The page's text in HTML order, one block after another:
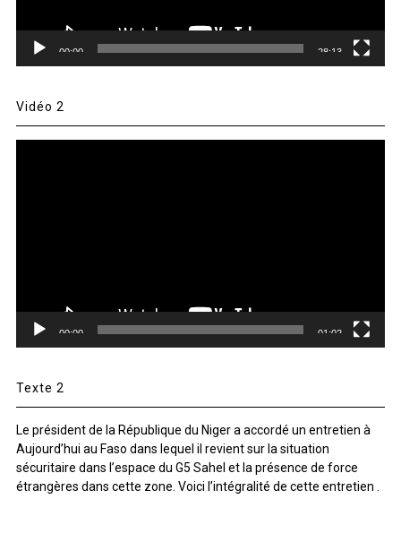
00:00 28:13
Vidéo 2
00:00 01:02
Texte 2
Le président de la République du Niger a accordé un entretien à
Aujourd’hui au Faso dans lequel il revient sur la situation
sécuritaire dans l’espace du G5 Sahel et la présence de force
étrangères dans cette zone. Voici l’intégralité de cette entretien .